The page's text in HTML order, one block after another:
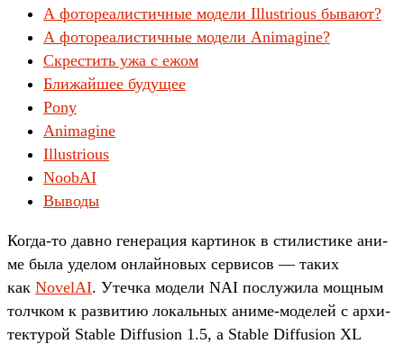
А фотореалистичные модели Illustrious бывают?
А фотореалистичные модели Animagine?
Скрестить ужа с ежом
Ближайшее будущее
Pony
Animagine
Illustrious
NoobAI
Выводы
Ког­да‑то дав­но генера­ция кар­тинок в сти­лис­тике ани­
ме была уде­лом онлай­новых сер­висов — таких
как NovelAI. Утеч­ка модели NAI пос­лужила мощ­ным
тол­чком к раз­витию локаль­ных ани­ме‑моделей с архи­
тек­турой Stable Diffusion 1.5, а Stable Diffusion XL